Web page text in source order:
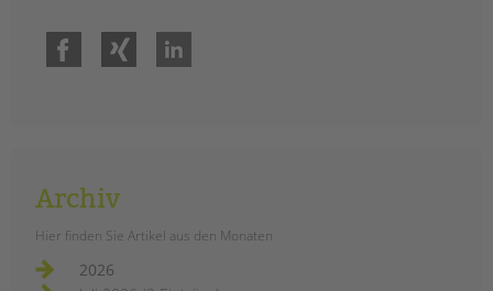
Facebook Xing
Archiv
Hier finden Sie Artikel aus den Monaten
2026